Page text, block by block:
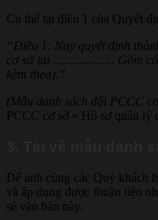
Cụ thể tại điều 1 của Quyết
“Điều 1: Nay quyết định
cơ sở tại …………….. Gồm
kèm theo).”
(Mẫu danh sách đội PCCC
PCCC cơ sở » Hồ sơ quản lý
Để anh cùng các Quý khách
và áp dụng được thuận tiện
sẻ văn bản này.